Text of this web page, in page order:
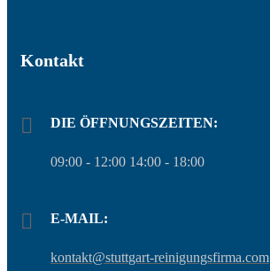
Kontakt
DIE ÖFFNUNGSZEITEN:
09:00 - 12:00 14:00 - 18:00
E-MAIL:
kontakt@stuttgart-reinigungsfirma.com